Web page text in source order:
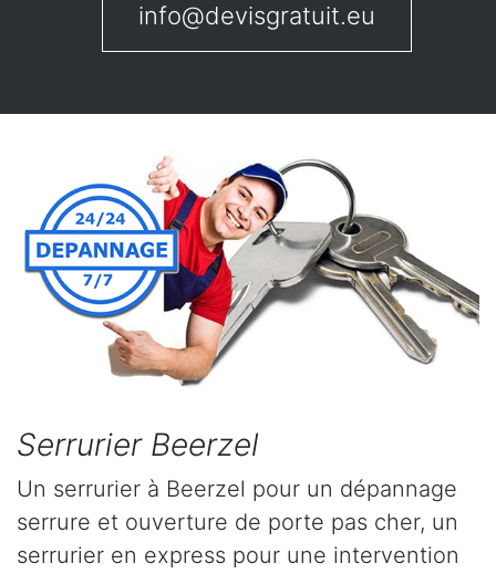
info@devisgratuit.eu
Serrurier Beerzel
Un serrurier à Beerzel pour un dépannage
serrure et ouverture de porte pas cher, un
serrurier en express pour une intervention